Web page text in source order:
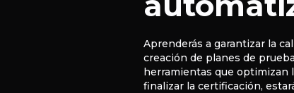
Aprenderás a garantizar la
creación de planes de
herramientas que optimizan
finalizar la certificación,